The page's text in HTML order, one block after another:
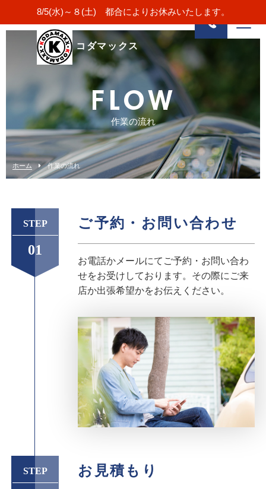
8/5(水)～８(土) 都合によりお休みいたします。
コダマックス
FLOW
作業の流れ
ホーム 作業の流れ
STEP
01
ご予約・お問い合わせ
お電話かメールにてご予約・お問い合わ
せをお受けしております。その際にご来
店か出張希望かをお伝えください。
STEP お見積もり